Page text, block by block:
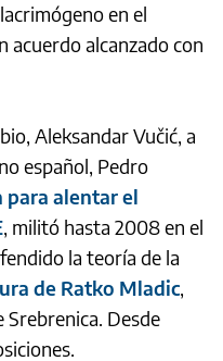
en el
alcanzado con
Aleksandar Vučić, a
español, Pedro
para alentar el
, militó hasta 2008 en el
la teoría de la
de Ratko Mladic,
Desde